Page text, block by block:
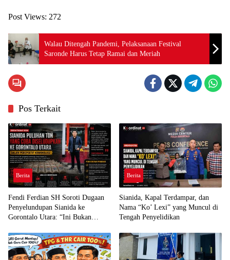
Post Views: 272
Walau Ditengah Pandemi, Pelaksanaan Festival
Saronde Harus Tetap Ramai dan Meriah
Pos Terkait
Berita
Fendi Ferdian SH Soroti Dugaan
Penyelundupan Sianida ke
Gorontalo Utara: “Ini Bukan
Berita
Sianida, Kapal Terdampar, dan
Nama “Ko’ Lexi” yang Muncul di
Tengah Penyelidikan